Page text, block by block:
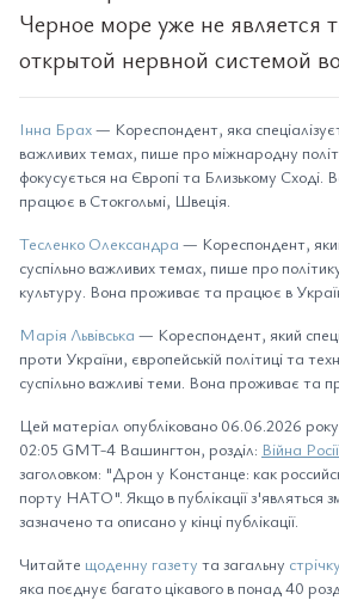
Черное море уже не является
открытой нервной системой
Інна Брах— Кореспондент, яка
важливих темах, пише про міжнародну
фокусується на Європі та Близькому Сході.
працює в Стокгольмі, Швеція.
Тесленко Олександра — Кореспондент,
суспільно важливих темах, пише про
культуру. Вона проживає та працює в
Марія Львівська — Кореспондент, який
проти України, європейській політиці та
суспільно важливі теми. Вона проживає та
Цей матеріал опубліковано 06.06.2026
02:05 GMT-4 Вашингтон, розділ: Війна
заголовком: "Дрон у Констанце: как
порту НАТО". Якщо в публікації з'являться
зазначено та описано у кінці публікації.
Читайте щоденну газету та загальну
яка поєднує багато цікавого в понад 40